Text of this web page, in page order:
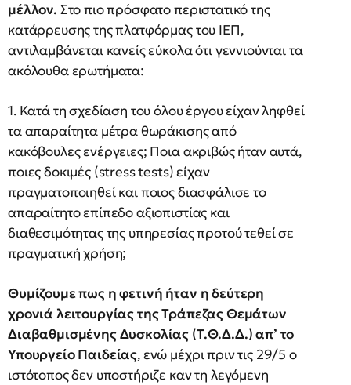
μέλλον. Στο πιο πρόσφατο περιστατικό της
κατάρρευσης της πλατφόρμας του ΙΕΠ,
αντιλαμβάνεται κανείς εύκολα ότι γεννιούνται τα
ακόλουθα ερωτήματα:
1. Κατά τη σχεδίαση του όλου έργου είχαν ληφθεί
τα απαραίτητα μέτρα θωράκισης από
κακόβουλες ενέργειες; Ποια ακριβώς ήταν αυτά,
ποιες δοκιμές (stress tests) είχαν
πραγματοποιηθεί και ποιος διασφάλισε το
απαραίτητο επίπεδο αξιοπιστίας και
διαθεσιμότητας της υπηρεσίας προτού τεθεί σε
πραγματική χρήση;
Θυμίζουμε πως η φετινή ήταν η δεύτερη
χρονιά λειτουργίας της Τράπεζας Θεμάτων
Διαβαθμισμένης Δυσκολίας (Τ.Θ.Δ.Δ.) απ’ το
Υπουργείο Παιδείας, ενώ μέχρι πριν τις 29/5 ο
ιστότοπος δεν υποστήριζε καν τη λεγόμενη